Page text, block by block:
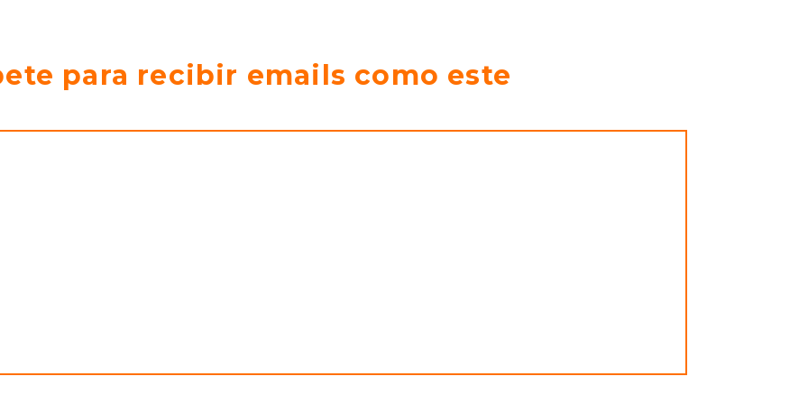
para recibir emails como este